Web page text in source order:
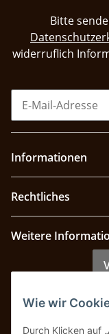
Bitte
widerruflich
Informationen
Rechtliches
Weitere
Zahlung & Versand
Wie wir
Durch Klicken auf